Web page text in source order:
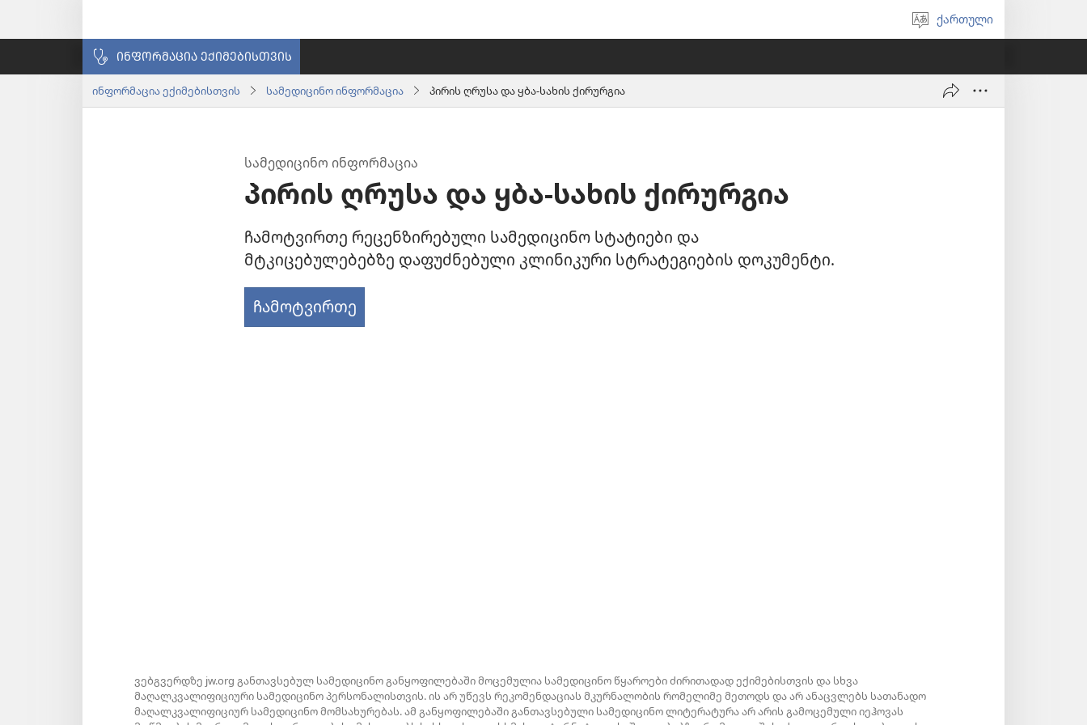
აირჩიეთ
ენა
ქართული
ᲘᲜᲤᲝᲠᲛᲐᲪᲘᲐ ᲔᲥᲘᲛᲔᲑᲘᲡᲗᲕᲘᲡ
ინფორმაცია ექიმებისთვის სამედიცინო ინფორმაცია პირის ღრუსა და ყბა-სახის ქირურგია
ᲡᲐᲛᲔᲓᲘᲪᲘᲜᲝ ᲘᲜᲤᲝᲠᲛᲐᲪᲘᲐ
პირის ღრუსა და ყბა-სახის ქირურგია
ჩამოტვირთე რეცენზირებული სამედიცინო სტატიები და
მტკიცებულებებზე დაფუძნებული კლინიკური სტრატეგიების დოკუმენტი.
ჩამოტვირთე
ვებგვერდზე jw.org განთავსებულ სამედიცინო განყოფილებაში მოცემულია სამედიცინო წყაროები ძირითადად ექიმებისთვის და სხვა
მაღალკვალიფიციური სამედიცინო პერსონალისთვის. ის არ უწევს რეკომენდაციას მკურნალობის რომელიმე მეთოდს და არ ანაცვლებს სათანადო
მაღალკვალიფიციურ სამედიცინო მომსახურებას. ამ განყოფილებაში განთავსებული სამედიცინო ლიტერატურა არ არის გამოცემული იეჰოვას